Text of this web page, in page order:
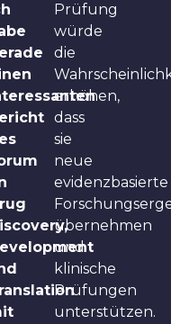
Prüfung
würde
die
erhöhen,
dass
sie
neue
evidenzbasierte
übernehmen
und
klinische
Prüfungen
unterstützen.